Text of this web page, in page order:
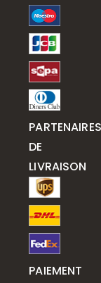
PARTENAIRES
DE
LIVRAISON
PAIEMENT